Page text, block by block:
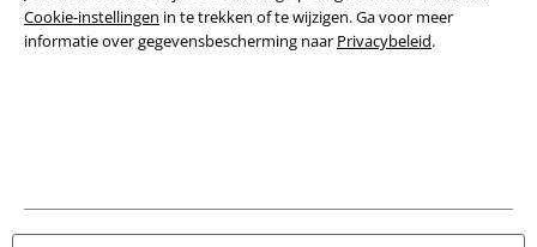
Cookie-instellingen in te trekken of te wijzigen. Ga voor meer
informatie over gegevensbescherming naar Privacybeleid.
Informatie over toegankelijkheid